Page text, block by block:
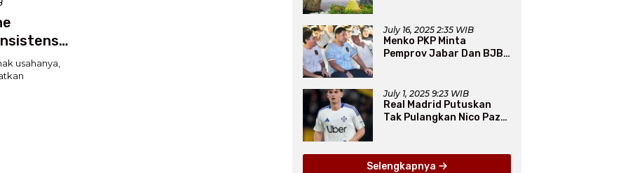
usahanya,
July 16, 2025 2:35 WIB
Menko PKP Minta
Pemprov Jabar Dan BJB
July 1, 2025 9:23 WIB
Real Madrid Putuskan
Tak Pulangkan Nico Paz
Selengkapnya